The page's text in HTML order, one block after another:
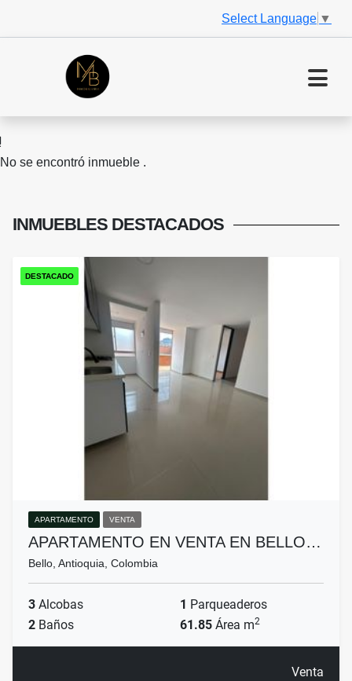
Select Language ▼
No se encontró inmueble .
INMUEBLES DESTACADOS
DESTACADO
APARTAMENTO VENTA
APARTAMENTO EN VENTA EN BELLO…
Bello, Antioquia, Colombia
3 Alcobas 1 Parqueaderos
2 Baños 61.85 Área m2
Venta